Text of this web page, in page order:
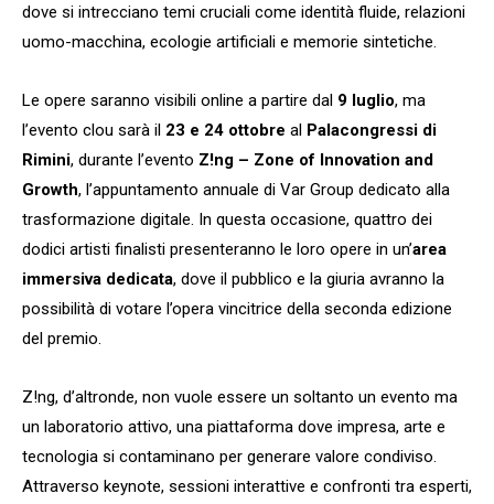
dove si intrecciano temi cruciali come identità fluide, relazioni
uomo-macchina, ecologie artificiali e memorie sintetiche.
Le opere saranno visibili online a partire dal 9 luglio, ma
l’evento clou sarà il 23 e 24 ottobre al Palacongressi di
Rimini, durante l’evento Z!ng – Zone of Innovation and
Growth, l’appuntamento annuale di Var Group dedicato alla
trasformazione digitale. In questa occasione, quattro dei
dodici artisti finalisti presenteranno le loro opere in un’area
immersiva dedicata, dove il pubblico e la giuria avranno la
possibilità di votare l’opera vincitrice della seconda edizione
del premio.
Z!ng, d’altronde, non vuole essere un soltanto un evento ma
un laboratorio attivo, una piattaforma dove impresa, arte e
tecnologia si contaminano per generare valore condiviso.
Attraverso keynote, sessioni interattive e confronti tra esperti,